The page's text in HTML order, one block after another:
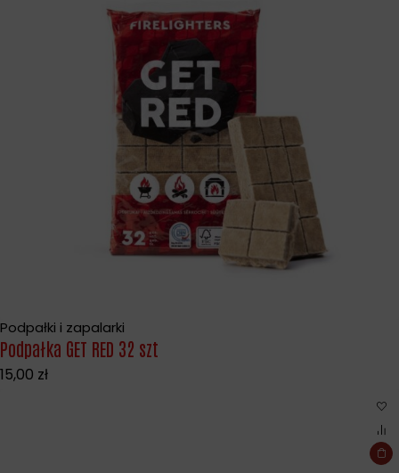
Podpałki i zapalarki
Podpałka GET RED 32 szt
15,00 zł